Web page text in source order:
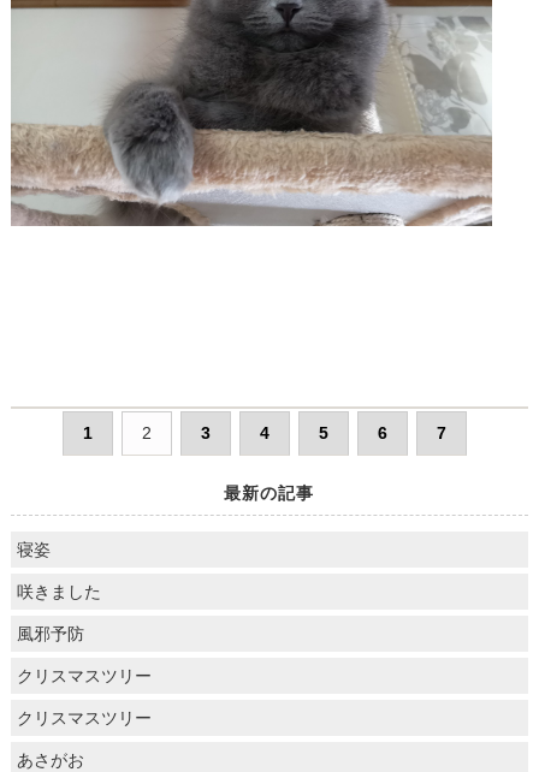
1 2 3 4 5 6 7
最新の記事
寝姿
咲きました
風邪予防
クリスマスツリー
クリスマスツリー
あさがお